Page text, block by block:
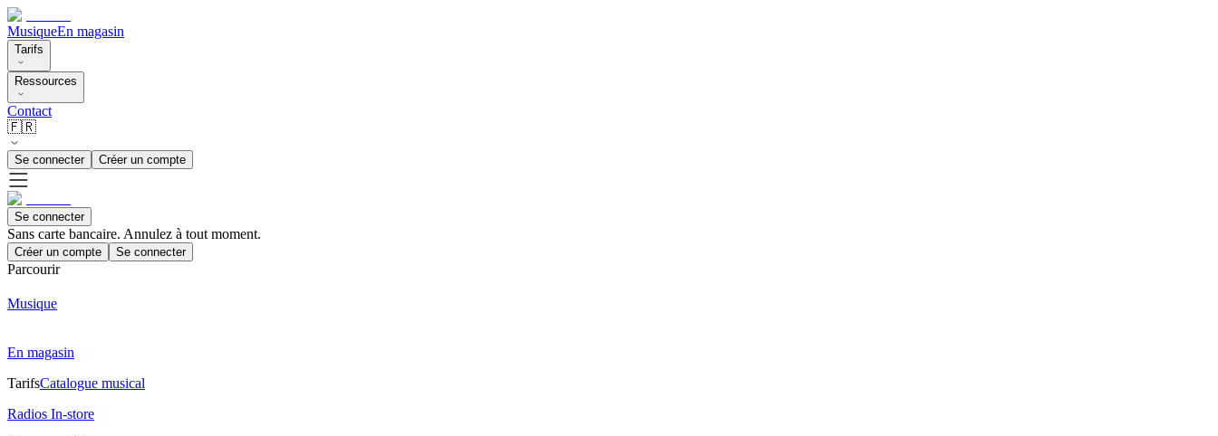
MusiqueEn magasin
Tarifs
Ressources
Contact
🇫🇷
Se connecter Créer un compte
Se connecter
Sans carte bancaire. Annulez à tout moment.
Créer un compte Se connecter
Parcourir
Musique
En magasin
TarifsCatalogue musical
Radios In-store